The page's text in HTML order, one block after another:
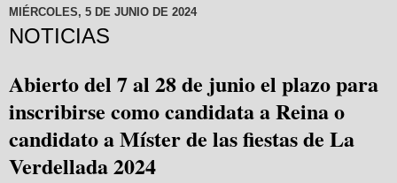
MIÉRCOLES, 5 DE JUNIO DE 2024
NOTICIAS
Abierto del 7 al 28 de junio el plazo para
inscribirse como candidata a Reina o
candidato a Míster de las fiestas de La
Verdellada 2024